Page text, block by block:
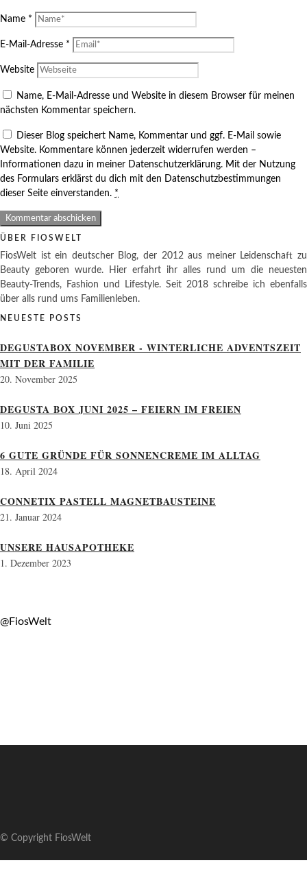
Name *
E-Mail-Adresse *
Website
Name, E-Mail-Adresse und Website in diesem Browser für meinen
nächsten Kommentar speichern.
Dieser Blog speichert Name, Kommentar und ggf. E-Mail sowie
Website. Kommentare können jederzeit widerrufen werden –
Informationen dazu in meiner Datenschutzerklärung. Mit der Nutzung
des Formulars erklärst du dich mit den Datenschutzbestimmungen
dieser Seite einverstanden. *
ÜBER FIOSWELT
FiosWelt ist ein deutscher Blog, der 2012 aus meiner Leidenschaft zu
Beauty geboren wurde. Hier erfahrt ihr alles rund um die neuesten
Beauty-Trends, Fashion und Lifestyle. Seit 2018 schreibe ich ebenfalls
über alls rund ums Familienleben.
NEUESTE POSTS
DEGUSTABOX NOVEMBER - WINTERLICHE ADVENTSZEIT
MIT DER FAMILIE
20. November 2025
DEGUSTA BOX JUNI 2025 – FEIERN IM FREIEN
10. Juni 2025
6 GUTE GRÜNDE FÜR SONNENCREME IM ALLTAG
18. April 2024
CONNETIX PASTELL MAGNETBAUSTEINE
21. Januar 2024
UNSERE HAUSAPOTHEKE
1. Dezember 2023
@FiosWelt
© Copyright FiosWelt